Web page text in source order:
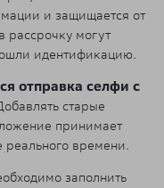
и защищается от
рассрочку могут
идентификацию.
отправка селфи с
старые
принимает
времени.
заполнить